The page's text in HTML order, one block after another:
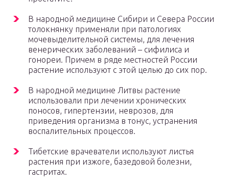
В народной медицине Сибири и Севера России
толокнянку применяли при патологиях
мочевыделительной системы, для лечения
венерических заболеваний – сифилиса и
гонореи. Причем в ряде местностей России
растение используют с этой целью до сих пор.
В народной медицине Литвы растение
использовали при лечении хронических
поносов, гипертензии, неврозов, для
приведения организма в тонус, устранения
воспалительных процессов.
Тибетские врачеватели используют листья
растения при изжоге, базедовой болезни,
гастритах.